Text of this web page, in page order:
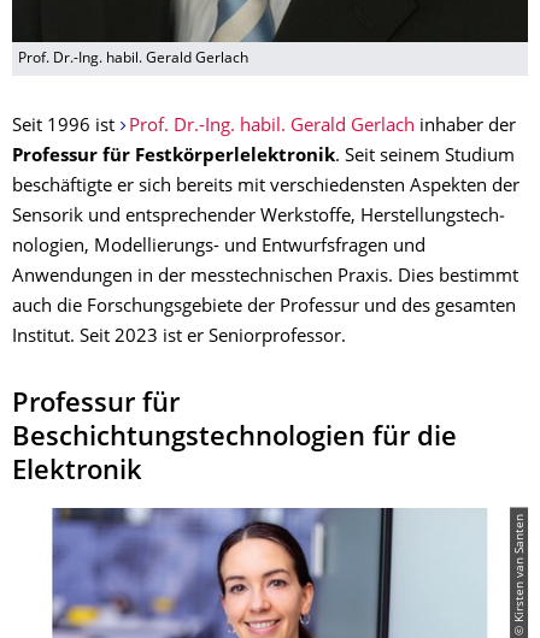
Prof. Dr.-Ing. habil. Gerald Gerlach
Seit 1996 ist Prof. Dr.-Ing. habil. Gerald Gerlach inhaber der
Professur für Festkörperlelektronik. Seit seinem Studium
beschäftigte er sich bereits mit verschiedensten Aspekten der
Sensorik und entsprechender Werkstoffe, Herstellungstech­
nologien, Modellierungs- und Entwurfsfragen und
Anwendungen in der messtechnischen Praxis. Dies bestimmt
auch die Forschungsgebiete der Professur und des gesamten
Institut. Seit 2023 ist er Seniorprofessor.
Professur für
Beschichtungstechnologien für die
Elektronik
© Kirsten van Santen